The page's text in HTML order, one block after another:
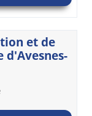
et de
d'Avesnes-